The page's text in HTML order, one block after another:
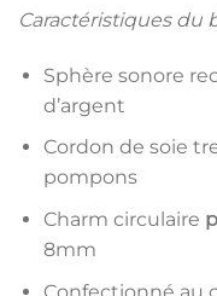
Caractéristiques du
Sphère sonore
d’argent
Cordon de soie
pompons
Charm circulaire
8mm
Confectionné au